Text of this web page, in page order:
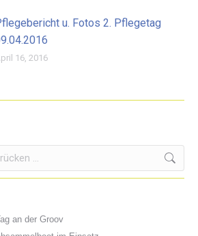
u. Fotos 2. Pflegetag
16, 2016
an der Groov